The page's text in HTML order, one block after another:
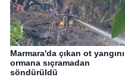
Marmara'da çıkan ot yangını
ormana sıçramadan
söndürüldü